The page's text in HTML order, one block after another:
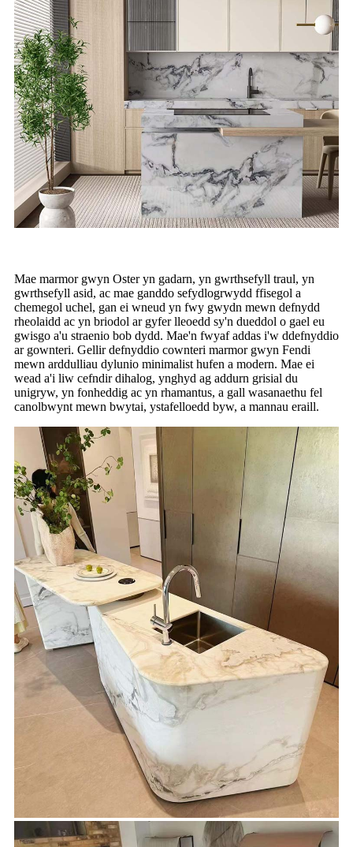
Mae marmor gwyn Oster yn gadarn, yn gwrthsefyll traul, yn
gwrthsefyll asid, ac mae ganddo sefydlogrwydd ffisegol a
chemegol uchel, gan ei wneud yn fwy gwydn mewn defnydd
rheolaidd ac yn briodol ar gyfer lleoedd sy'n dueddol o gael eu
gwisgo a'u straenio bob dydd. Mae'n fwyaf addas i'w ddefnyddio
ar gownteri. Gellir defnyddio cownteri marmor gwyn Fendi
mewn arddulliau dylunio minimalist hufen a modern. Mae ei
wead a'i liw cefndir dihalog, ynghyd ag addurn grisial du
unigryw, yn fonheddig ac yn rhamantus, a gall wasanaethu fel
canolbwynt mewn bwytai, ystafelloedd byw, a mannau eraill.